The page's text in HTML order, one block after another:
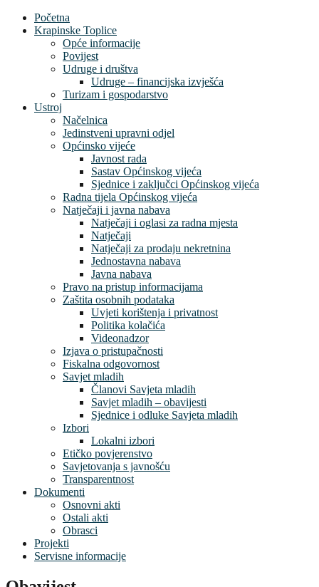
Početna
Krapinske Toplice
Opće informacije
Povijest
Udruge i društva
Udruge – financijska izvješća
Turizam i gospodarstvo
Ustroj
Načelnica
Jedinstveni upravni odjel
Općinsko vijeće
Javnost rada
Sastav Općinskog vijeća
Sjednice i zaključci Općinskog vijeća
Radna tijela Općinskog vijeća
Natječaji i javna nabava
Natječaji i oglasi za radna mjesta
Natječaji
Natječaji za prodaju nekretnina
Jednostavna nabava
Javna nabava
Pravo na pristup informacijama
Zaštita osobnih podataka
Uvjeti korištenja i privatnost
Politika kolačića
Videonadzor
Izjava o pristupačnosti
Fiskalna odgovornost
Savjet mladih
Članovi Savjeta mladih
Savjet mladih – obavijesti
Sjednice i odluke Savjeta mladih
Izbori
Lokalni izbori
Etičko povjerenstvo
Savjetovanja s javnošću
Transparentnost
Dokumenti
Osnovni akti
Ostali akti
Obrasci
Projekti
Servisne informacije